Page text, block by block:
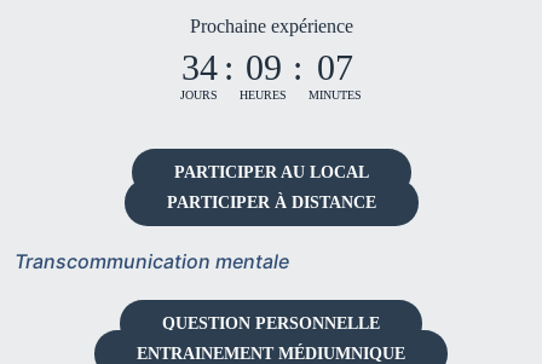
Prochaine expérience
34
JOURS
: 09
HEURES
: 07
MINUTES
PARTICIPER AU LOCAL
PARTICIPER À DISTANCE
Transcommunication mentale
QUESTION PERSONNELLE
ENTRAINEMENT MÉDIUMNIQUE